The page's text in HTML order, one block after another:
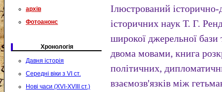
архів
Фотоанонс
Хронологія
Давня історія
Середні віки з VI ст.
Нові часи (XVI-XVIII ст.)
Ілюстрований
історичних наук Т. Г.
широкої джерельної
двома мовами, книга
політичних,
взаємозв'язків між